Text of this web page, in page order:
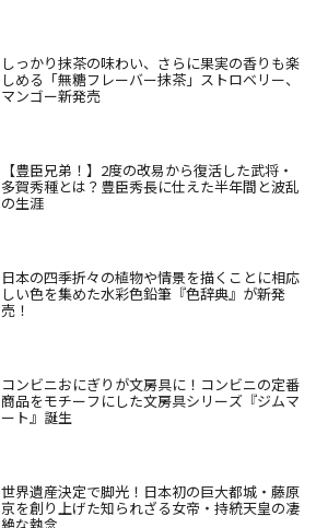
しっかり抹茶の味わい、さらに果実の香りも楽
しめる「無糖フレーバー抹茶」ストロベリー、
マンゴー新発売
【豊臣兄弟！】2度の改易から復活した武将・
多賀秀種とは？豊臣秀長に仕えた半年間と波乱
の生涯
日本の四季折々の植物や情景を描くことに相応
しい色を集めた水彩色鉛筆『色辞典』が新発
売！
コンビニおにぎりが文房具に！コンビニの定番
商品をモチーフにした文房具シリーズ『ジムマ
ート』誕生
世界遺産決定で脚光！日本初の巨大都城・藤原
京を創り上げた知られざる女帝・持統天皇の凄